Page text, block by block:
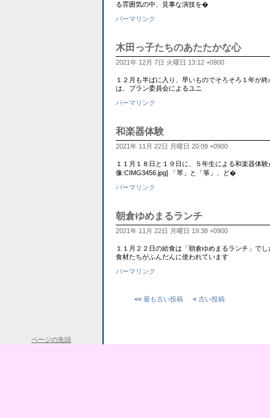
る雰囲気の中、見事な演技を�
パーマリンク
木田っ子たちのあたたかな心
2021年 12月 7日 火曜日 13:12 +0900
１２月も半ばに入り、早いものでそろそろ１年が
は、プラン委員会によるユニ
パーマリンク
和楽器体験
2021年 11月 22日 月曜日 20:09 +0900
１１月１８日と１９日に、５年生による和楽器体
像:CIMG3456.jpg] 「琴」と「箏」、ど�
パーマリンク
朝倉ゆめまるランチ
2021年 11月 22日 月曜日 19:38 +0900
１１月２２日の給食は「朝倉ゆめまるランチ」で
食材たちがふんだんに使われています
パーマリンク
<< 最も古い投稿 < 古い投稿
ページの先頭